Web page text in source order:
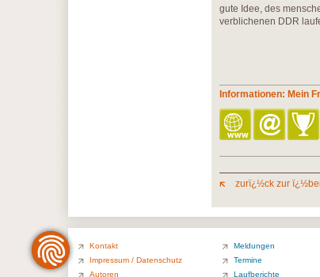
gute Idee, des
verblichenen DDR
Informationen: Mein
zurï¿½ck zur
Kontakt
Impressum / Datenschutz
Autoren
Meldungen
Termine
Laufberichte